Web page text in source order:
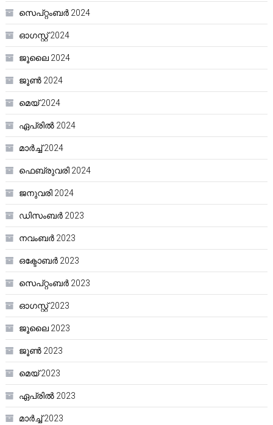
സെപ്റ്റംബർ 2024
ഓഗസ്റ്റ്‌ 2024
ജൂലൈ 2024
ജൂൺ 2024
മെയ്‌ 2024
ഏപ്രിൽ 2024
മാർച്ച്‌ 2024
ഫെബ്രുവരി 2024
ജനുവരി 2024
ഡിസംബർ 2023
നവംബർ 2023
ഒക്ടോബർ 2023
സെപ്റ്റംബർ 2023
ഓഗസ്റ്റ്‌ 2023
ജൂലൈ 2023
ജൂൺ 2023
മെയ്‌ 2023
ഏപ്രിൽ 2023
മാർച്ച്‌ 2023